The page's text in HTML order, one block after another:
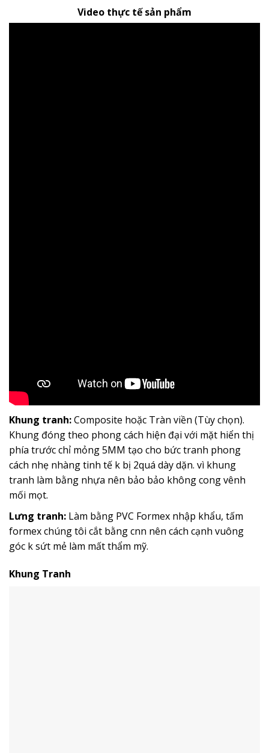
Video thực tế sản phẩm
Khung tranh:Composite hoặc Tràn viền (Tùy chọn).
Khung đóng theo phong cách hiện đại với mặt hiển thị
phía trước chỉ mỏng 5MM tạo cho bức tranh phong
cách nhẹ nhàng tinh tế k bị 2quá dày dặn. vì khung
tranh làm bằng nhựa nên bảo bảo không cong vênh
mối mọt.
Lưng tranh: Làm bằng PVC Formex nhập khẩu, tấm
formex chúng tôi cắt bằng cnn nên cách cạnh vuông
góc k sứt mẻ làm mất thẩm mỹ.
Khung Tranh